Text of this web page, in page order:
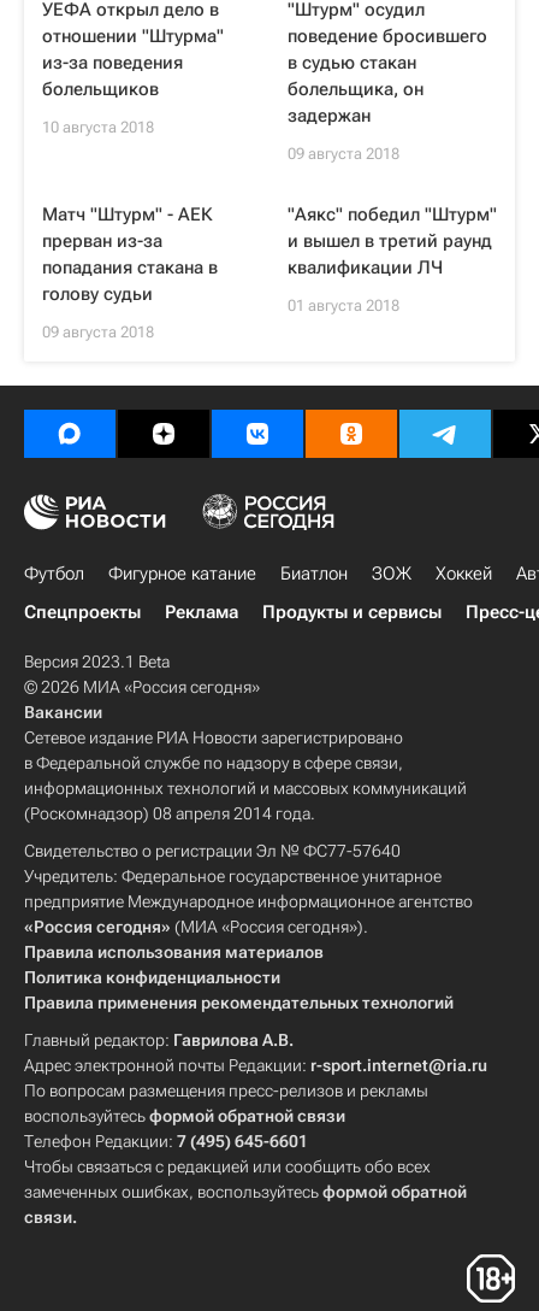
УЕФА открыл дело в
отношении "Штурма"
из-за поведения
болельщиков
10 августа 2018
"Штурм" осудил
поведение бросившего
в судью стакан
болельщика, он
задержан
09 августа 2018
Матч "Штурм" - АЕК
прерван из-за
попадания стакана в
голову судьи
09 августа 2018
"Аякс" победил "Штурм"
и вышел в третий раунд
квалификации ЛЧ
01 августа 2018
Футбол Фигурное катание Биатлон ЗОЖ Хоккей
Спецпроекты
Реклама Продукты и сервисы Пресс-
Версия 2023.1 Beta
© 2026 МИА «Россия сегодня»
Вакансии
Сетевое издание РИА Новости зарегистрировано
в Федеральной службе по надзору в сфере связи,
информационных технологий и массовых коммуникаций
(Роскомнадзор) 08 апреля 2014 года.
Свидетельство о регистрации Эл № ФС77-57640
Учредитель: Федеральное государственное унитарное
предприятие Международное информационное агентство
«Россия сегодня» (МИА «Россия сегодня»).
Правила использования материалов
Политика конфиденциальности
Правила применения рекомендательных технологий
Главный редактор: Гаврилова А.В.
Адрес электронной почты Редакции: r-sport.internet@ria.ru
По вопросам размещения пресс-релизов и рекламы
воспользуйтесьформой обратной связи
Телефон Редакции: 7 (495) 645-6601
Чтобы связаться с редакцией или сообщить обо всех
замеченных ошибках, воспользуйтесьформой обратной
связи.